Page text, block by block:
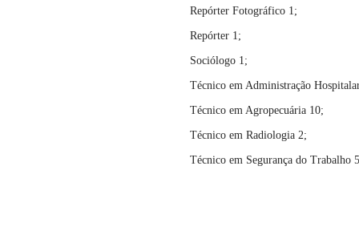
Repórter Fotográfico 1;
Repórter 1;
Sociólogo 1;
Técnico em Administração
Técnico em Agropecuária 10;
Técnico em Radiologia 2;
Técnico em Segurança do Trabalho